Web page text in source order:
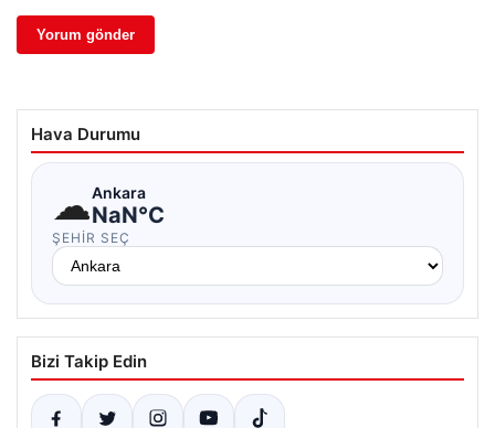
Hava Durumu
☁Ankara
NaN°C
ŞEHIR SEÇ
Bizi Takip Edin